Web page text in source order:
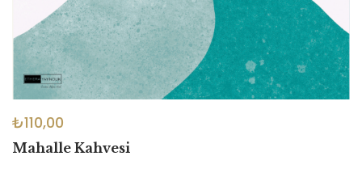
₺110,00
Mahalle Kahvesi